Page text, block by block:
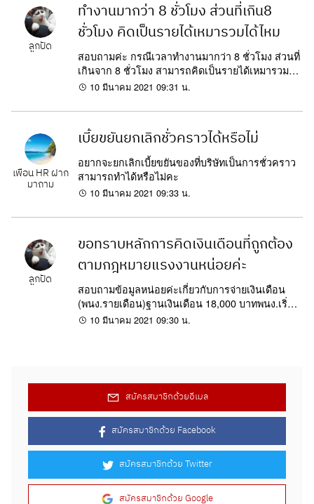
ลูกปัด
ทำงานมากว่า 8 ชั่วโมง ส่วนที่เกิน8
ชั่วโมง คิดเป็นรายได้เหมารวมได้ไหม
สอบถามค่ะ กรณีเวลาทำงานมากว่า 8 ชั่วโมง ส่วนที่
เกินจาก 8 ชั่วโมง สามารถคิดเป็นรายได้เหมารวมได้
มั้ยคะ เช่นเริ่มงาน 8.00 -20.00 น.ในทุกวัน และใน 1
10 มีนาคม 2021 09:31 น.
เพื่อน HR ฝาก
มาถาม
เบี้ยขยันยกเลิกชั่วคราวได้หรือไม่
อยากจะยกเลิกเบี้ยขยันของที่บริษัทเป็นการชั่วคราว
สามารถทำได้หรือไม่คะ
10 มีนาคม 2021 09:33 น.
ลูกปัด
ขอทราบหลักการคิดเงินเดือนที่ถูกต้อง
ตามกฎหมายแรงงานหน่อยค่ะ
สอบถามข้อมูลหน่อยค่ะเกี่ยวกับการจ่ายเงินเดือน
(พนง.รายเดือน)ฐานเงินเดือน 18,000 บาทพนง.เริ่ม
งาน วันที่ 15...
10 มีนาคม 2021 09:30 น.
สมัครสมาชิกด้วยอีเมล
สมัครสมาชิกด้วย Facebook
สมัครสมาชิกด้วย Twitter
สมัครสมาชิกด้วย Google